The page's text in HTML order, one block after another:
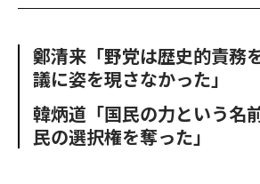
c
o
o
k
i
t
e
r
鄭清来「野党は歴史的責務
議に姿を現さなかった」
韓炳道「国民の力という名
民の選択権を奪った」